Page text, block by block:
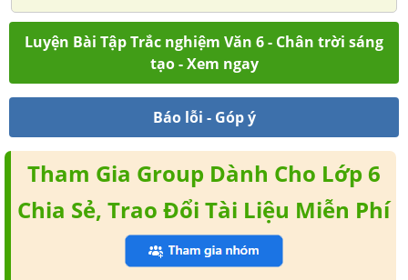
Luyện Bài Tập Trắc nghiệm Văn 6 - Chân trời sáng
tạo - Xem ngay
Báo lỗi - Góp ý
Tham Gia Group Dành Cho Lớp 6
Chia Sẻ, Trao Đổi Tài Liệu Miễn Phí